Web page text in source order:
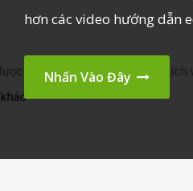
hơn các video hướng dẫn
Nhấn Vào Đây